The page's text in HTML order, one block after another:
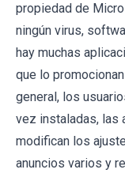
propiedad de
ningún virus,
hay muchas
que lo
general, los
vez instaladas, las
modifican los
anuncios varios y